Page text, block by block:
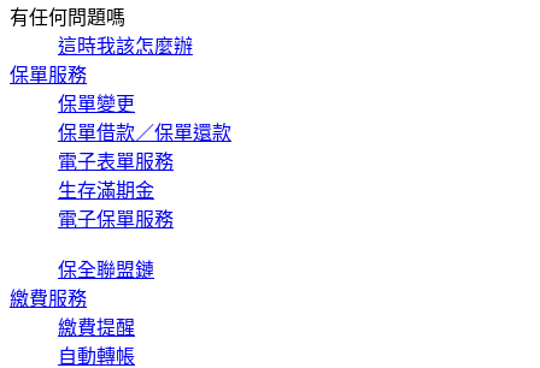
有任何問題嗎
這時我該怎麼辦
保單服務
保單變更
保單借款／保單還款
電子表單服務
生存滿期金
電子保單服務
保全聯盟鏈
繳費服務
繳費提醒
自動轉帳